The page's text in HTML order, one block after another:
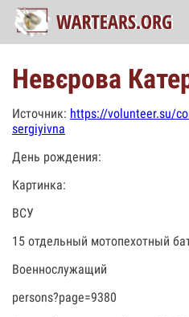
Невєрова
Источник: https://volunteer.su/
sergiyivna
День рождения:
Картинка:
ВСУ
15 отдельный мотопехотный
Военнослужащий
persons?page=9380